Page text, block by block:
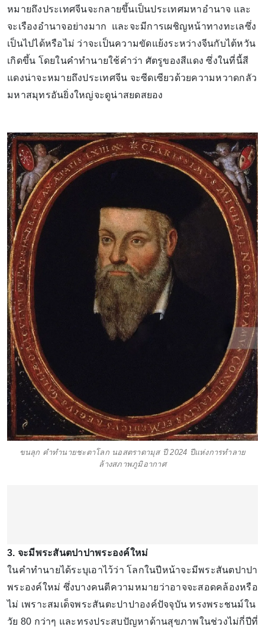
หมายถึงประเทศจีนจะกลายขึ้นเป็นประเทศมหาอำนาจ และ
จะเรืองอำนาจอย่างมาก และจะมีการเผชิญหน้าทางทะเลซึ่ง
เป็นไปได้หรือไม่ ว่าจะเป็นความขัดแย้งระหว่างจีนกับไต้หวัน
เกิดขึ้น โดยในคำทำนายใช้คำว่า ศัตรูของสีแดง ซึ่งในที่นี้สี
แดงน่าจะหมายถึงประเทศจีน จะซีดเซียวด้วยความหวาดกลัว
มหาสมุทรอันยิ่งใหญ่จะดูน่าสยดสยอง
ขนลุก คำทำนายชะตาโลก นอสตราดามุส ปี 2024 ปีแห่งการทำลาย
ล้างสภาพภูมิอากาศ
3. จะมีพระสันตปาปาพระองค์ใหม่
ในคำทำนายได้ระบุเอาไว้ว่า โลกในปีหน้าจะมีพระสันตปาปา
พระองค์ใหม่ ซึ่งบางคนตีความหมายว่าอาจจะสอดคล้องหรือ
ไม่ เพราะสมเด็จพระสันตะปาปาองค์ปัจจุบัน ทรงพระชนม์ใน
วัย 80 กว่าๆ และทรงประสบปัญหาด้านสุขภาพในช่วงไม่กี่ปีที่